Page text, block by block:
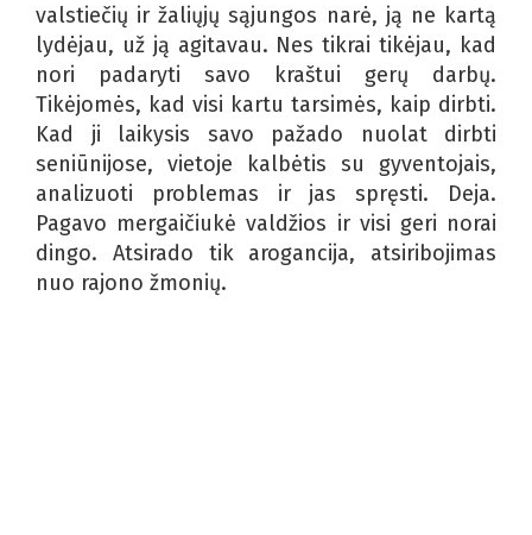
valstiečių ir žaliųjų sąjungos narė, ją ne kartą
lydėjau, už ją agitavau. Nes tikrai tikėjau, kad
nori padaryti savo kraštui gerų darbų.
Tikėjomės, kad visi kartu tarsimės, kaip dirbti.
Kad ji laikysis savo pažado nuolat dirbti
seniūnijose, vietoje kalbėtis su gyventojais,
analizuoti problemas ir jas spręsti. Deja.
Pagavo mergaičiukė valdžios ir visi geri norai
dingo. Atsirado tik arogancija, atsiribojimas
nuo rajono žmonių.